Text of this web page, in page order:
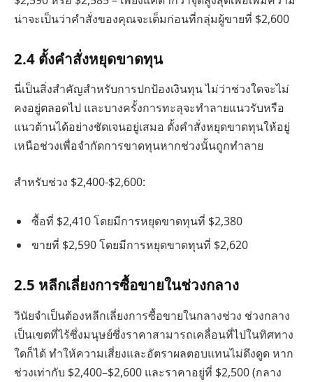
น่าจะเป็นว่าคำสั่งของคุณจะเต็มก่อนที่กลุ่มผู้ขายที่ $2,600
2.4 ตั้งคำสั่งหยุดขาดทุน
นี่เป็นสิ่งสำคัญสำหรับการปกป้องเงินทุน ไม่ว่าช่วงใดจะไม่
คงอยู่ตลอดไป และบางครั้งการทะลุจะทำลายแนวรับหรือ
แนวต้านได้อย่างชัดเจนอยู่เสมอ ตั้งคำสั่งหยุดขาดทุนให้อยู่
เหนือช่วงเพื่อจำกัดการขาดทุนหากช่วงนั้นถูกทำลาย
สำหรับช่วง $2,400-$2,600:
ซื้อที่ $2,410 โดยมีการหยุดขาดทุนที่ $2,380
ขายที่ $2,590 โดยมีการหยุดขาดทุนที่ $2,620
2.5 หลีกเลี่ยงการซื้อขายในช่วงกลาง
วินัยจำเป็นต้องหลีกเลี่ยงการซื้อขายในกลางช่วง ช่วงกลาง
เป็นเขตที่ไร้ซึ่งมนุษย์ซึ่งราคาสามารถเคลื่อนที่ไปในทิศทาง
ใดก็ได้ ทำให้ความเสี่ยงและอัตราผลตอบแทนไม่ดึงดูด หาก
ช่วงเท่ากับ $2,400–$2,600 และราคาอยู่ที่ $2,500 (กลาง